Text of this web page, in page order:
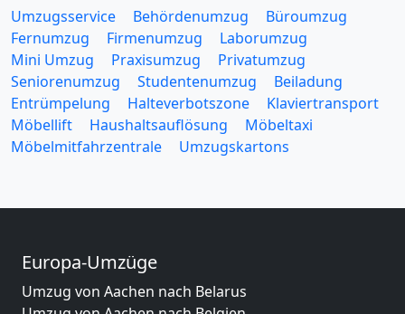
Umzugsservice Behördenumzug
Büroumzug
Fernumzug
Firmenumzug
Laborumzug
Mini Umzug
Praxisumzug
Privatumzug
Seniorenumzug
Studentenumzug
Beiladung
Entrümpelung
Halteverbotszone
Klaviertransport
Möbellift
Haushaltsauflösung
Möbeltaxi
Möbelmitfahrzentrale
Umzugskartons
Europa-Umzüge
Umzug von Aachen nach Belarus